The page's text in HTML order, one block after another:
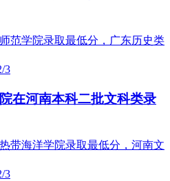
3
在河南本科二批文科类录
3